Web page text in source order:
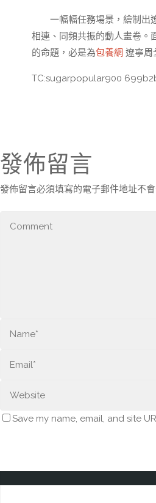
一幅幅任務場景，繪制出
相連、同頻共振的動人畫卷。
的命題，必是為包養網 遼寧周
TC:sugarpopular900
發佈留言
發佈留言必須填寫的電子郵件地址不會
Save my name, email, and site